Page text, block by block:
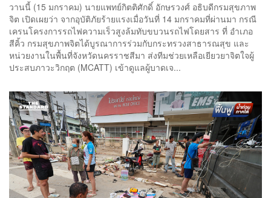
วานนี้ (15 มกราคม) นายแพทย์กิตติศักดิ์ อักษรวงศ์ อธิบดีกรมสุขภาพ
จิต เปิดเผยว่า จากอุบัติภัยร้ายแรงเมื่อวันที่ 14 มกราคมที่ผ่านมา กรณี
เครนโครงการรถไฟความเร็วสูงล้มทับขบวนรถไฟโดยสาร ที่ อำเภอ
สีคิ้ว กรมสุขภาพจิตได้บูรณาการร่วมกับกระทรวงสาธารณสุข และ
หน่วยงานในพื้นที่จังหวัดนครราชสีมา ส่งทีมช่วยเหลือเยียวยาจิตใจผู้
ประสบภาวะวิกฤต (MCATT) เข้าดูแลผู้บาดเจ...